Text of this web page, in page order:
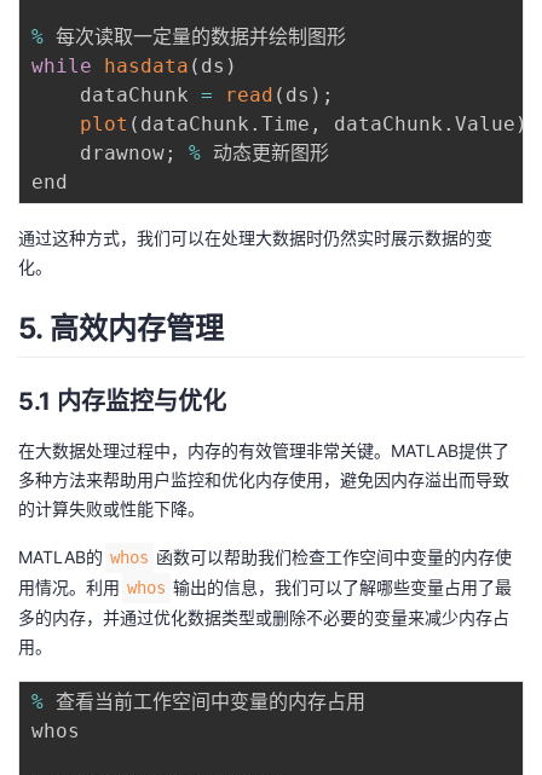
%
while
hasdata ( ds )
    dataChunk
= read ( ds ) ;
plot ( dataChunk . Time , dataChunk . Value )
    drawnow
; % 动态更新图形
通过这种方式，我们可以在处理大数据时仍然实时展示数据的变
化。
5. 高效内存管理
5.1 内存监控与优化
在大数据处理过程中，内存的有效管理非常关键。MATLAB提供了
多种方法来帮助用户监控和优化内存使用，避免因内存溢出而导致
的计算失败或性能下降。
MATLAB的 whos 函数可以帮助我们检查工作空间中变量的内存使
用情况。利用 whos 输出的信息，我们可以了解哪些变量占用了最
多的内存，并通过优化数据类型或删除不必要的变量来减少内存占
用。
% 查看当前工作空间中变量的内存占用
whos